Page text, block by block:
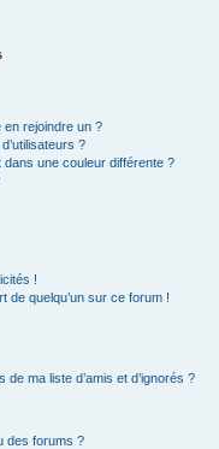
en rejoindre un ?
?
dans une couleur différente ?
!
de quelqu’un sur ce forum !
ma liste d’amis et d’ignorés ?
des forums ?